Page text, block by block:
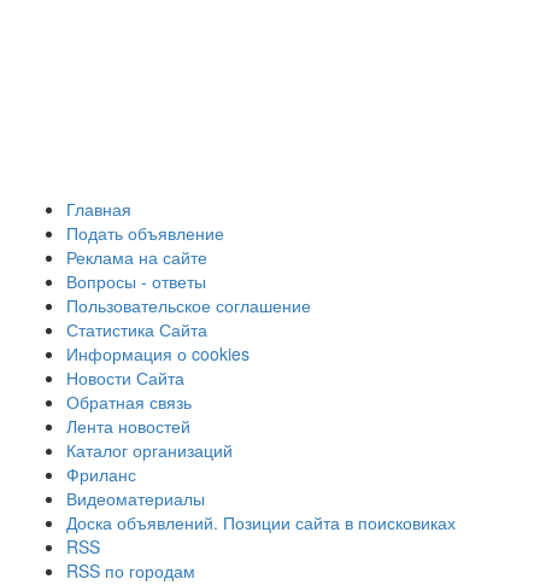
Главная
Подать объявление
Реклама на сайте
Вопросы - ответы
Пользовательское соглашение
Статистика Сайта
Информация о cookies
Новости Сайта
Обратная связь
Лента новостей
Каталог организаций
Фриланс
Видеоматериалы
Доска объявлений. Позиции сайта в поисковиках
RSS
RSS по городам